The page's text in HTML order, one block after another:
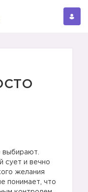
выбирают.
сует и вечно
желания
понимает, что